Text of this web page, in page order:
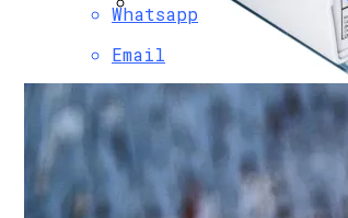
Мода Для Бизнес-
Охранно-Защитная
Whatsapp
Email